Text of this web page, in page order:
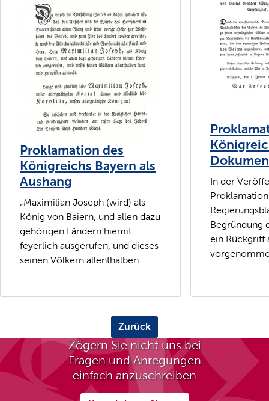
Proklamation des
Königreichs Bayern als
Aushang
„Maximilian Joseph (wird) als
König von Baiern, und allen dazu
gehörigen Ländern hiemit
feyerlich ausgerufen, und dieses
seinen Völkern allenthalben...
In der
Begründung
ein Rückgriff
Zurück
Zögern Sie nicht uns bei
Fragen und Anregungen
einfach anzuschreiben